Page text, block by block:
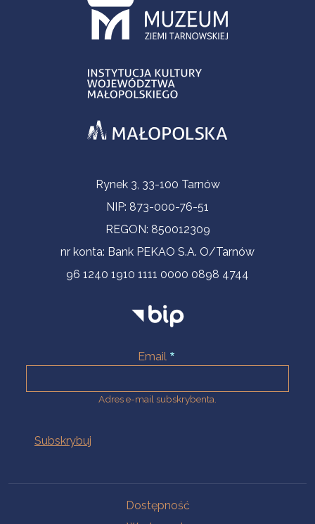
Informacje kontaktoweRynek 3, 33-100 Tarnów
NIP: 873-000-76-51
REGON: 850012309
nr konta: Bank PEKAO S.A. O/Tarnów
96 1240 1910 1111 0000 0898 4744
Email
Adres e-mail subskrybenta.
Dostępność